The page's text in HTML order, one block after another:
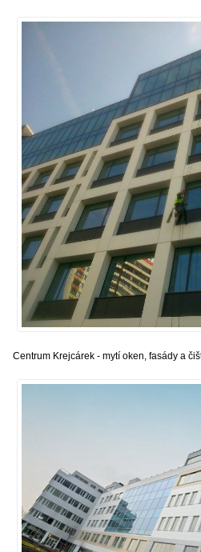
Centrum Krejcárek - mytí oken, fasády a